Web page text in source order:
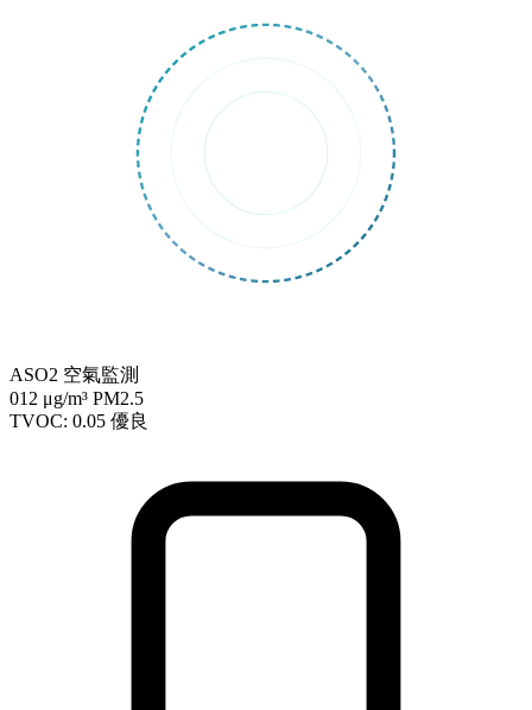
ASO2 空氣監測
012 μg/m³ PM2.5
TVOC: 0.05 優良